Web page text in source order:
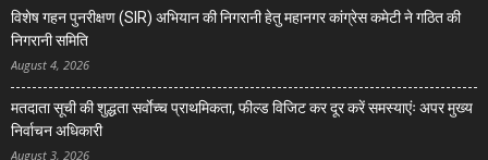
विशेष गहन पुनरीक्षण (SIR) अभियान की निगरानी हेतु महानगर कांग्रेस कमेटी ने गठित की
निगरानी समिति
August 4, 2026
मतदाता सूची की शुद्धता सर्वाेच्च प्राथमिकता, फील्ड विजिट कर दूर करें समस्याएंः अपर मुख्य
निर्वाचन अधिकारी
August 3, 2026